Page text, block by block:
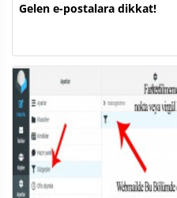
Gelen e-postalara dikkat!